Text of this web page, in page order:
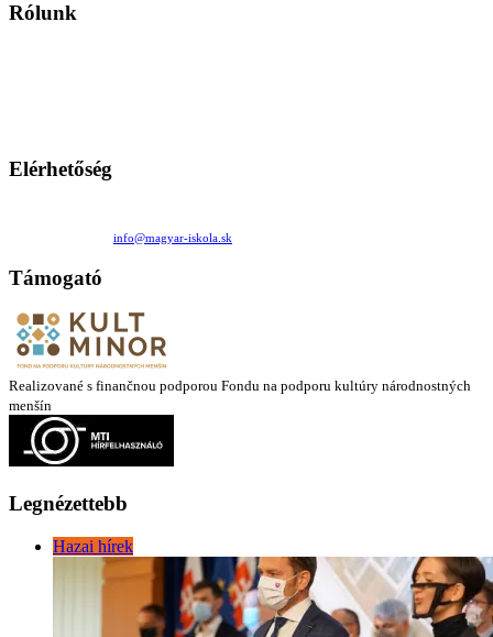
Rólunk
Elérhetőség
info@magyar-iskola.sk
Támogató
Realizované s finančnou podporou Fondu na podporu kultúry národnostných
menšín
Legnézettebb
Hazai hírek